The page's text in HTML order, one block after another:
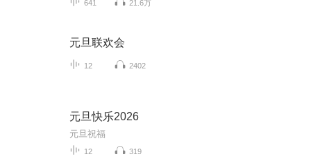
641 21.6万
元旦联欢会
12 2402
元旦快乐2026
元旦祝福
12 319